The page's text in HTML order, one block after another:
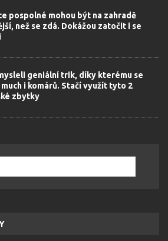
pospolné mohou být na zahradě
než se zdá. Dokážou zatočit i se
geniální trik, díky kterému se
i komárů. Stačí využít tyto 2
zbytky